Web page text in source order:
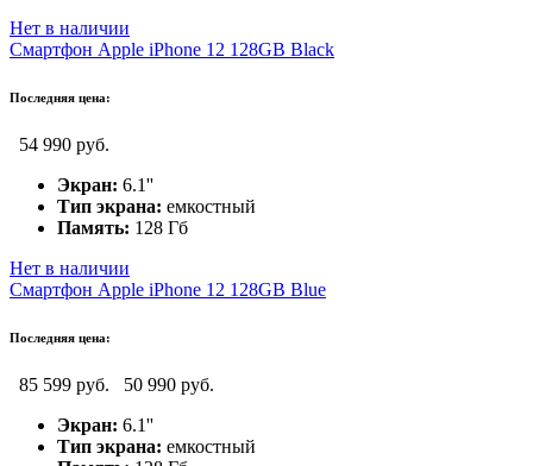
Нет в наличии
Смартфон Apple iPhone 12 128GB Black
Последняя цена:
54 990 руб.
Экран: 6.1''
Тип экрана: емкостный
Память: 128 Гб
Нет в наличии
Смартфон Apple iPhone 12 128GB Blue
Последняя цена:
85 599 руб.
50 990 руб.
Экран: 6.1''
Тип экрана: емкостный